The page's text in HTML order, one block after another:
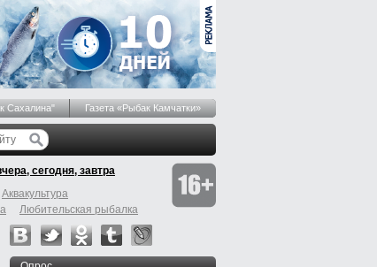
Сахалина" Газета «Рыбак Камчатки»
сегодня, завтра
Аквакультура
Любительская рыбалка